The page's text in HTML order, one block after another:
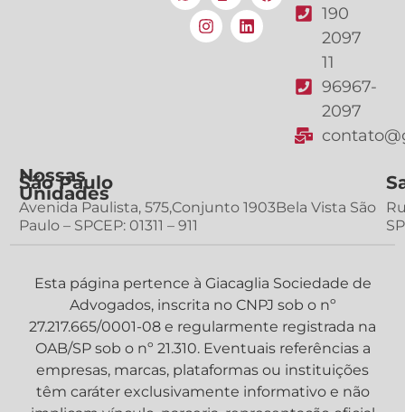
190
2097
11
96967-
2097
Nossas
Unidades
São Paulo
Avenida Paulista, 575,Conjunto 1903Bela Vista São
Paulo – SPCEP: 01311 – 911
Esta página pertence à Giacaglia Sociedade de
Advogados, inscrita no CNPJ sob o nº
27.217.665/0001-08 e regularmente registrada na
OAB/SP sob o nº 21.310. Eventuais referências a
empresas, marcas, plataformas ou instituições
têm caráter exclusivamente informativo e não